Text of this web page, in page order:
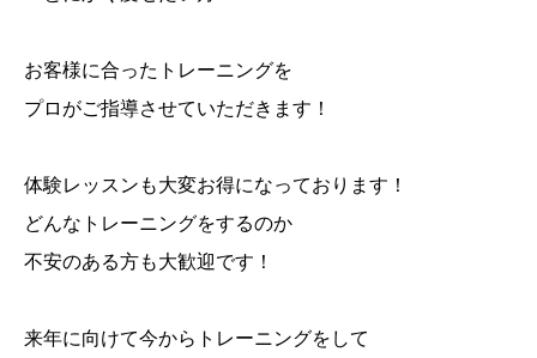
お客様に合ったトレーニングを
プロがご指導させていただきます！
体験レッスンも大変お得になっております！
どんなトレーニングをするのか
不安のある方も大歓迎です！
来年に向けて今からトレーニングをして